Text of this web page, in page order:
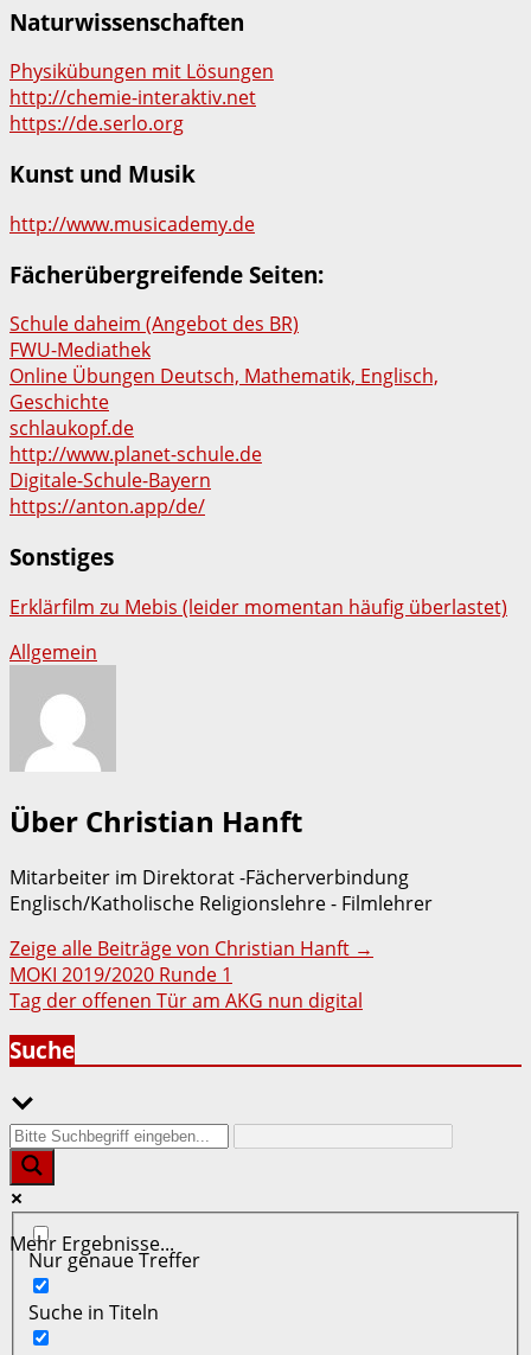
Naturwissenschaften
Physikübungen mit Lösungen
http://chemie-interaktiv.net
https://de.serlo.org
Kunst und Musik
http://www.musicademy.de
Fächerübergreifende Seiten:
Schule daheim (Angebot des BR)
FWU-Mediathek
Online Übungen Deutsch, Mathematik, Englisch,
Geschichte
schlaukopf.de
http://www.planet-schule.de
Digitale-Schule-Bayern
https://anton.app/de/
Sonstiges
Erklärfilm zu Mebis (leider momentan häufig überlastet)
Allgemein
Über Christian Hanft
Mitarbeiter im Direktorat -Fächerverbindung
Englisch/Katholische Religionslehre - Filmlehrer
Zeige alle Beiträge von Christian Hanft →
Beitragsnavigation
MOKI 2019/2020 Runde 1
Tag der offenen Tür am AKG nun digital
Suche
Mehr Ergebnisse...
Nur genaue Treffer
Suche in Titeln